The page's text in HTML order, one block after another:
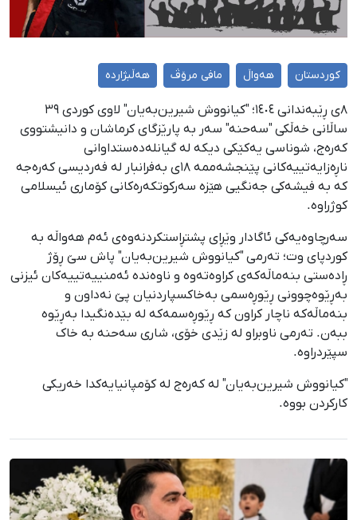
کوردستان هەواڵ مافی مرۆڤ هەڵبژاردە
٨ی ڕێبەندانی ١٤٠٤؛ "کیانووش شیرین‌بەیان" لاوی کوردی ٣٩
ساڵانی خەڵکی "سەحنە" سەر بە پارێزگای کرماشان و دانیشتووی
کەرەج، شوناسی یەکێکی دیکە لە گیانلەدەستداوانی
ناڕەزایەتییەکانی پێنجشەممە ١٨ی بەفرانبار لە فەردیسی کەرەجە
کە بە فیشەکی جەنگیی هێزە سەرکوتکەرەکانی کۆماری ئیسلامی
کوژراوە.
سەرچاوەیەکی ئاگادار وێڕای پشتڕاستکردنەوەی ئەم هەواڵە بە
کوردپای وت؛ تەرمی "کیانووش شیرین‌بەیان" پاش سێ ڕۆژ
ڕادەستی بنەماڵەکەی کراوەتەوە و ناوەندە ئەمنییەتییەکان ئیزنی
بەڕێوەچوونی ڕێوڕەسمی بەخاکسپاردنیان پێ نەداون و
بنەماڵەکە ناچار کراون کە ڕێوڕەسمەکە لە بێدەنگیدا بەڕێوە
ببەن. تەرمی ناوبراو لە زێدی خۆی، شاری سەحنە بە خاک
سپێردراوە.
"کیانووش شیرین‌بەیان" لە کەرەج لە کۆمپانیایەکدا خەریکی
کارکردن بووە.